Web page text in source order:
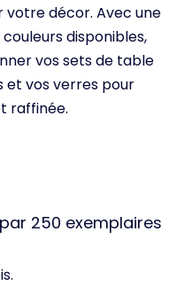
votre décor. Avec une
disponibles,
vos sets de table
et vos verres pour
raffinée.
250 exemplaires